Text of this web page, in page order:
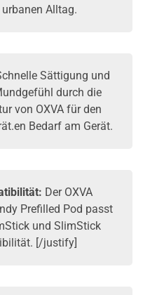
Alltag.
Sättigung und
durch die
von OXVA für den
Bedarf am Gerät.
Der OXVA
Prefilled Pod passt
und SlimStick
[/justify]